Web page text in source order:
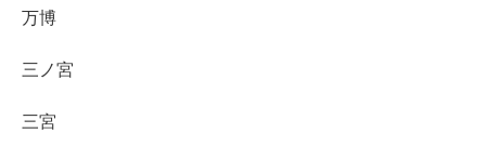
万博
三ノ宮
三宮